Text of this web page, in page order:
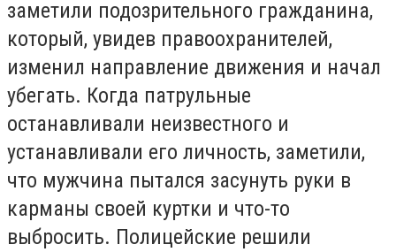
заметили подозрительного гражданина,
который, увидев правоохранителей,
изменил направление движения и начал
убегать. Когда патрульные
останавливали неизвестного и
устанавливали его личность, заметили,
что мужчина пытался засунуть руки в
карманы своей куртки и что-то
выбросить. Полицейские решили